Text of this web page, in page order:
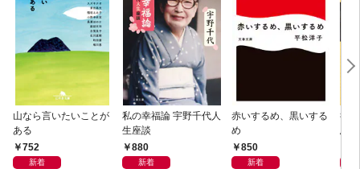
山なら言いたいことが
ある
752
新着
私の幸福論 宇野千代人
生座談
880
新着
赤いするめ、黒いする
め
850
新着
行
思